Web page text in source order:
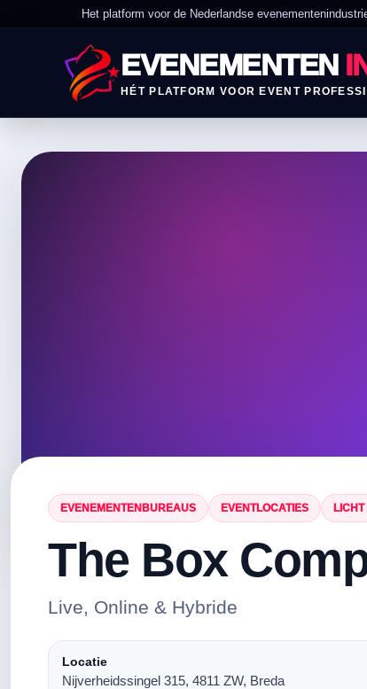
Het platform voor de Nederlandse
EVENEMENTEN
HÉT PLATFORM VOOR EVENT
EVENEMENTENBUREAUS EVENTLOCATIES
The Box
Live, Online & Hybride
Locatie
Nijverheidssingel 315, 4811 ZW, Breda